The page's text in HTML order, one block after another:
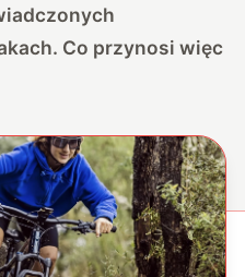
Co przynosi więc